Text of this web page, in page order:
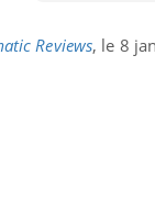
Reviews, le 8